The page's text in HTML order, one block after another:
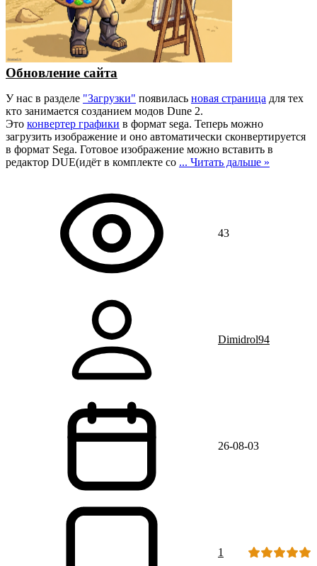
Обновление сайта
У нас в разделе "Загрузки" появилась новая страница для тех
кто занимается созданием модов Dune 2.
Это конвертер графики в формат sega. Теперь можно
загрузить изображение и оно автоматически сконвертируется
в формат Sega. Готовое изображение можно вставить в
редактор DUE(идёт в комплекте со ... Читать дальше »
43
Dimidrol94
26-08-03
1